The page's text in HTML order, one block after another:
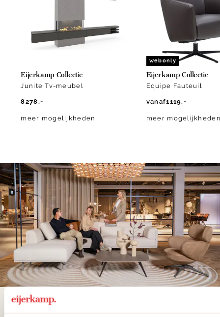
Eijerkamp Collectie
Junite Tv-meubel
8278.-
meer mogelijkheden
webonly
Eijerkamp Collectie
Equipe Fauteuil
vanaf1119.-
meer
De woonwinkel